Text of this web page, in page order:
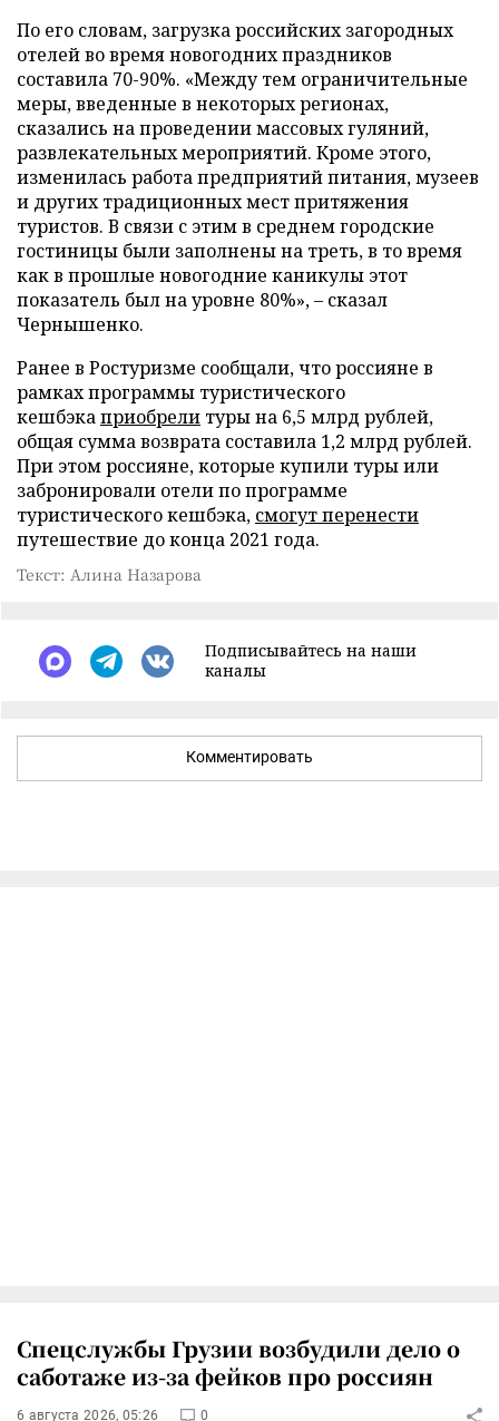
По его словам, загрузка российских загородных
отелей во время новогодних праздников
составила 70-90%. «Между тем ограничительные
меры, введенные в некоторых регионах,
сказались на проведении массовых гуляний,
развлекательных мероприятий. Кроме этого,
изменилась работа предприятий питания, музеев
и других традиционных мест притяжения
туристов. В связи с этим в среднем городские
гостиницы были заполнены на треть, в то время
как в прошлые новогодние каникулы этот
показатель был на уровне 80%», – сказал
Чернышенко.
Ранее в Ростуризме сообщали, что россияне в
рамках программы туристического
кешбэкаприобрели туры на 6,5 млрд рублей,
общая сумма возврата составила 1,2 млрд рублей.
При этом россияне, которые купили туры или
забронировали отели по программе
туристического кешбэка, смогут перенести
путешествие до конца 2021 года.
Текст: Алина Назарова
Подписывайтесь на наши
каналы
Комментировать
Спецслужбы Грузии возбудили дело о
саботаже из-за фейков про россиян
6 августа 2026, 05:26 0